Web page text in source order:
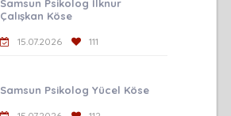
Samsun Psikolog İlknur
Çalışkan Köse
15.07.2026 111
Samsun Psikolog Yücel Köse